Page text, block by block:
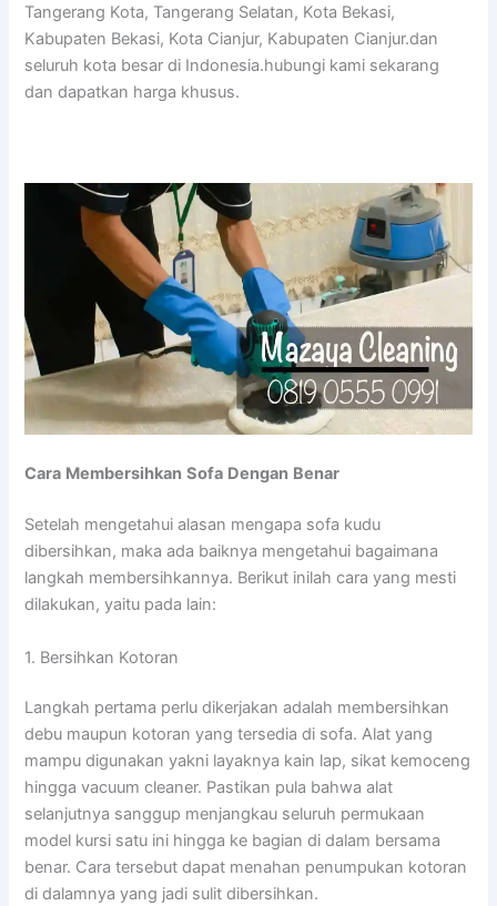
Tangerang Kota, Tangerang Selatan, Kota Bekasi,
Kabupaten Bekasi, Kota Cianjur, Kabupaten Cianjur.dan
seluruh kota besar di Indonesia.hubungi kami sekarang
dan dapatkan harga khusus.
Cara Membersihkan Sofa Dengan Benar
Setelah mengetahui alasan mengapa sofa kudu
dibersihkan, maka ada baiknya mengetahui bagaimana
langkah membersihkannya. Berikut inilah cara yang mesti
dilakukan, yaitu pada lain:
1. Bersihkan Kotoran
Langkah pertama perlu dikerjakan adalah membersihkan
debu maupun kotoran yang tersedia di sofa. Alat yang
mampu digunakan yakni layaknya kain lap, sikat kemoceng
hingga vacuum cleaner. Pastikan pula bahwa alat
selanjutnya sanggup menjangkau seluruh permukaan
model kursi satu ini hingga ke bagian di dalam bersama
benar. Cara tersebut dapat menahan penumpukan kotoran
di dalamnya yang jadi sulit dibersihkan.